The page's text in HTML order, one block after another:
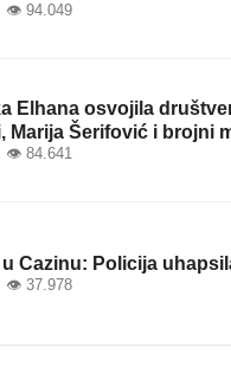
94.049
Elhana osvojila
Marija Šerifović i brojni
84.641
Cazinu: Policija
37.978